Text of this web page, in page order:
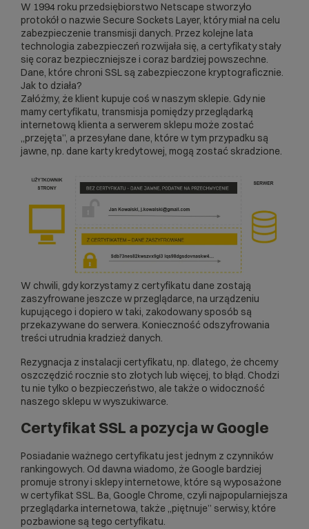
W 1994 roku przedsiębiorstwo Netscape stworzyło
protokół o nazwie Secure Sockets Layer, który miał na celu
zabezpieczenie transmisji danych. Przez kolejne lata
technologia zabezpieczeń rozwijała się, a certyfikaty stały
się coraz bezpieczniejsze i coraz bardziej powszechne.
Dane, które chroni SSL są zabezpieczone kryptograficznie.
Jak to działa?
Załóżmy, że klient kupuje coś w naszym sklepie. Gdy nie
mamy certyfikatu, transmisja pomiędzy przeglądarką
internetową klienta a serwerem sklepu może zostać
„przejęta”, a przesyłane dane, które w tym przypadku są
jawne, np. dane karty kredytowej, mogą zostać skradzione.
W chwili, gdy korzystamy z certyfikatu dane zostają
zaszyfrowane jeszcze w przeglądarce, na urządzeniu
kupującego i dopiero w taki, zakodowany sposób są
przekazywane do serwera. Konieczność odszyfrowania
treści utrudnia kradzież danych.
Rezygnacja z instalacji certyfikatu, np. dlatego, że chcemy
oszczędzić rocznie sto złotych lub więcej, to błąd. Chodzi
tu nie tylko o bezpieczeństwo, ale także o widoczność
naszego sklepu w wyszukiwarce.
Certyfikat SSL a pozycja w Google
Posiadanie ważnego certyfikatu jest jednym z czynników
rankingowych. Od dawna wiadomo, że Google bardziej
promuje strony i sklepy internetowe, które są wyposażone
w certyfikat SSL. Ba, Google Chrome, czyli najpopularniejsza
przeglądarka internetowa, także „piętnuje” serwisy, które
pozbawione są tego certyfikatu.